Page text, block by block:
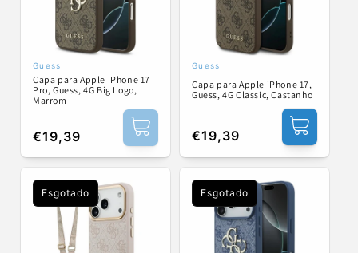
Fornecedor:
Guess
Capa para Apple iPhone 17
Pro, Guess, 4G Big Logo,
Marrom
Preço
normal
€19,39
Fornecedor:
Guess
Capa para Apple iPhone 17,
Guess, 4G Classic, Castanho
Preço
normal
€19,39
Esgotado Esgotado